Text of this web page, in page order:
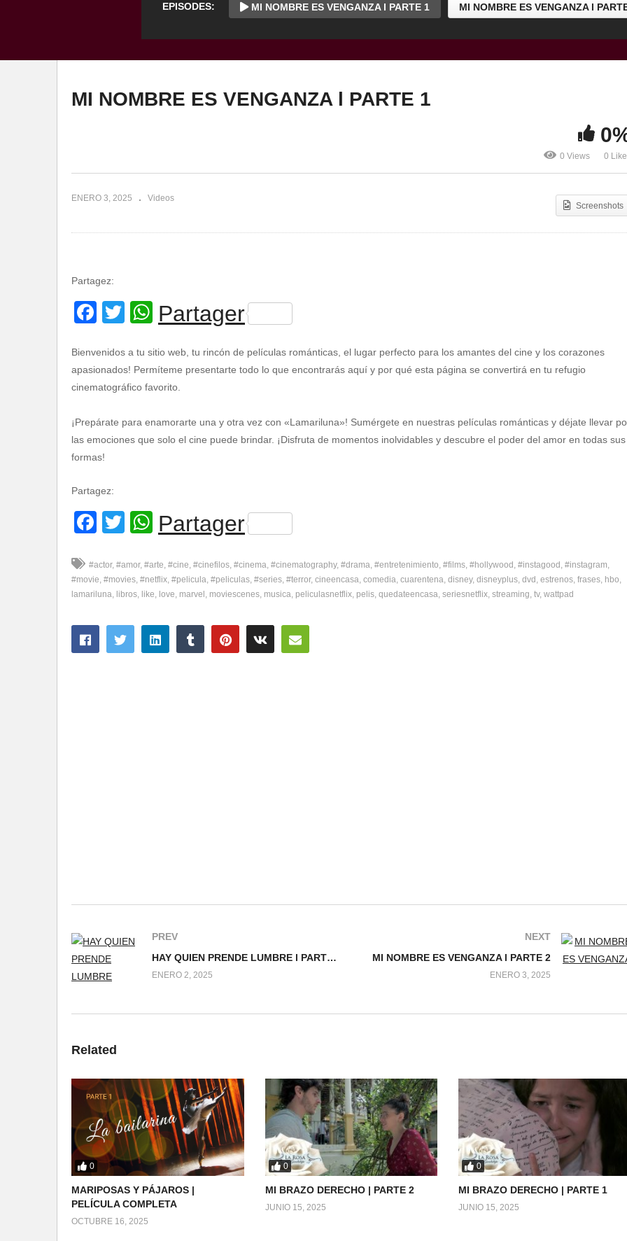
EPISODES: MI NOMBRE ES VENGANZA l PARTE 1 MI NOMBRE ES VENGANZA l
MI NOMBRE ES VENGANZA l PARTE 1
0 Views 0
ENERO 3, 2025 Videos
Screenshots
Partagez:
Facebook
Twitter
WhatsApp
Partager
Bienvenidos a tu sitio web, tu rincón de películas románticas, el lugar perfecto para los amantes del cine y los corazones
apasionados! Permíteme presentarte todo lo que encontrarás aquí y por qué esta página se convertirá en tu refugio
cinematográfico favorito.
¡Prepárate para enamorarte una y otra vez con «Lamariluna»! Sumérgete en nuestras películas románticas y déjate llevar
las emociones que solo el cine puede brindar. ¡Disfruta de momentos inolvidables y descubre el poder del amor en todas sus
formas!
Partagez:
Facebook
Twitter
WhatsApp
Partager
#actor #amor #arte #cine #cinefilos #cinema #cinematography #drama #entretenimiento #films #hollywood #instagood #instagram
#movie #movies #netflix #pelicula #peliculas #series #terror cineencasa comedia cuarentena disney disneyplus dvd estrenos frases hbo
lamariluna libros like love marvel moviescenes musica peliculasnetflix pelis quedateencasa seriesnetflix streaming tv wattpad
PREV
HAY QUIEN PRENDE LUMBRE l PARTE 2
ENERO 2, 2025
NEXT
MI NOMBRE ES VENGANZA l PARTE 2
ENERO 3, 2025
Related
0
MARIPOSAS Y PÁJAROS |
PELÍCULA COMPLETA
OCTUBRE 16, 2025
0
MI BRAZO DERECHO | PARTE 2
JUNIO 15, 2025
0
MI BRAZO DERECHO | PARTE 1
JUNIO 15, 2025